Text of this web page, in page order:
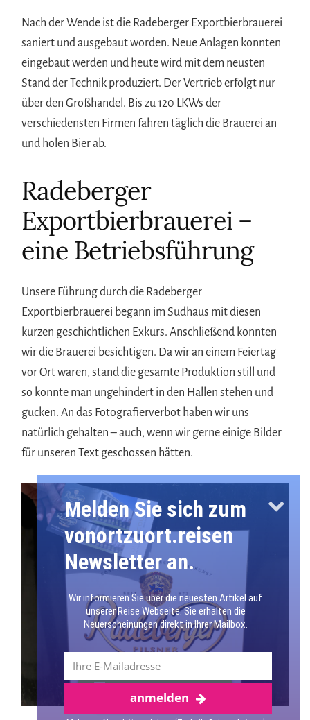
Nach der Wende ist die Radeberger Exportbierbrauerei
saniert und ausgebaut worden. Neue Anlagen konnten
eingebaut werden und heute wird mit dem neusten
Stand der Technik produziert. Der Vertrieb erfolgt nur
über den Großhandel. Bis zu 120 LKWs der
verschiedensten Firmen fahren täglich die Brauerei an
und holen Bier ab.
Radeberger
Exportbierbrauerei –
eine Betriebsführung
Unsere Führung durch die Radeberger
Exportbierbrauerei begann im Sudhaus mit diesen
kurzen geschichtlichen Exkurs. Anschließend konnten
wir die Brauerei besichtigen. Da wir an einem Feiertag
vor Ort waren, stand die gesamte Produktion still und
so konnte man ungehindert in den Hallen stehen und
gucken. An das Fotografierverbot haben wir uns
natürlich gehalten – auch, wenn wir gerne einige Bilder
für unseren Text geschossen hätten.
Mehr über
Radeberg
Melden Sie sich zum
vonortzuort.reisen
Newsletter an.
Wir informieren Sie über die neuesten Artikel auf
unserer Reise Webseite. Sie erhalten die
Neuerscheinungen direkt in Ihrer Mailbox.
anmelden